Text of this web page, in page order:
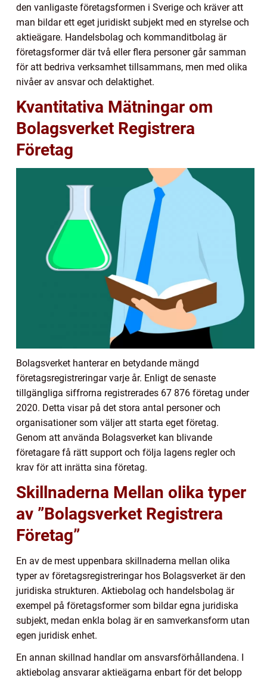
den vanligaste företagsformen i Sverige och kräver att
man bildar ett eget juridiskt subjekt med en styrelse och
aktieägare. Handelsbolag och kommanditbolag är
företagsformer där två eller flera personer går samman
för att bedriva verksamhet tillsammans, men med olika
nivåer av ansvar och delaktighet.
Kvantitativa Mätningar om
Bolagsverket Registrera
Företag
Bolagsverket hanterar en betydande mängd
företagsregistreringar varje år. Enligt de senaste
tillgängliga siffrorna registrerades 67 876 företag under
2020. Detta visar på det stora antal personer och
organisationer som väljer att starta eget företag.
Genom att använda Bolagsverket kan blivande
företagare få rätt support och följa lagens regler och
krav för att inrätta sina företag.
Skillnaderna Mellan olika typer
av ”Bolagsverket Registrera
Företag”
En av de mest uppenbara skillnaderna mellan olika
typer av företagsregistreringar hos Bolagsverket är den
juridiska strukturen. Aktiebolag och handelsbolag är
exempel på företagsformer som bildar egna juridiska
subjekt, medan enkla bolag är en samverkansform utan
egen juridisk enhet.
En annan skillnad handlar om ansvarsförhållandena. I
aktiebolag ansvarar aktieägarna enbart för det belopp